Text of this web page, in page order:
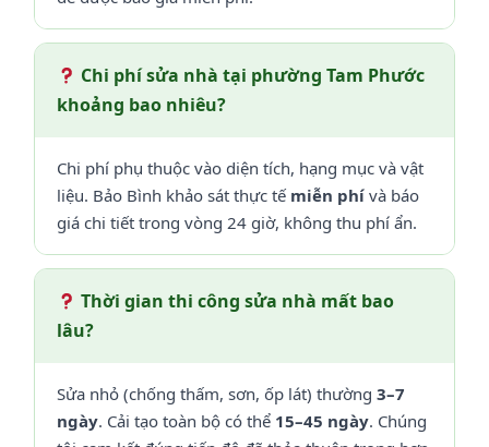
Chi phí sửa nhà tại phường Tam Phước
khoảng bao nhiêu?
Chi phí phụ thuộc vào diện tích, hạng mục và vật
liệu. Bảo Bình khảo sát thực tế miễn phí và báo
giá chi tiết trong vòng 24 giờ, không thu phí ẩn.
Thời gian thi công sửa nhà mất bao
lâu?
Sửa nhỏ (chống thấm, sơn, ốp lát) thường 3–7
ngày. Cải tạo toàn bộ có thể 15–45 ngày. Chúng